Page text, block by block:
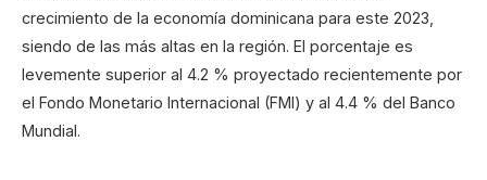
crecimiento de la economía dominicana para este 2023,
siendo de las más altas en la región. El porcentaje es
levemente superior al 4.2 % proyectado recientemente por
el Fondo Monetario Internacional (FMI) y al 4.4 % del Banco
Mundial.